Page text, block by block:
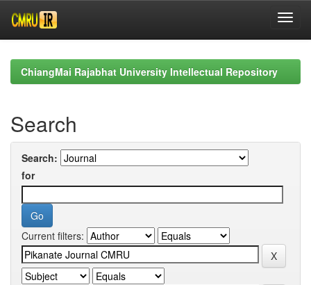
navigationChiangMai Rajabhat University Intellectual Repository
Search
Search:
for
Current filters: